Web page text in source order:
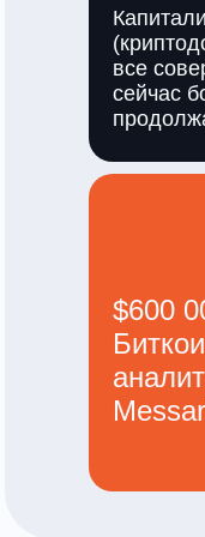
все
сейчас
$600